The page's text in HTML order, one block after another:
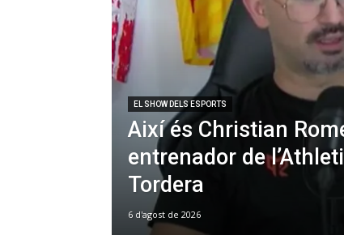
EL SHOW DELS ESPORTS
Així és Christian
entrenador de
Tordera
6 d'agost de 2026